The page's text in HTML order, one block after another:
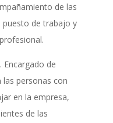
de las
puesto de trabajo y
. Encargado de
las personas con
en la empresa,
de las